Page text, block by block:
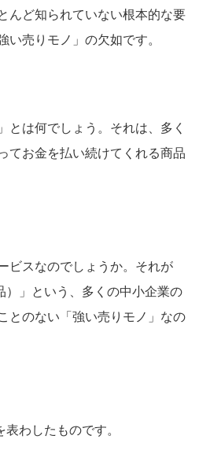
んど知られていない根本的な要
い売りモノ」の欠如です。
は何でしょう。それは、多く
てお金を払い続けてくれる商品
ビスなのでしょうか。それが
）」という、多くの中小企業の
とのない「強い売りモノ」なの
わしたものです。